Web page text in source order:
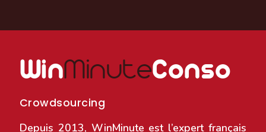
WinMinuteConso
Crowdsourcing
Depuis 2013, WinMinute est l’expert français